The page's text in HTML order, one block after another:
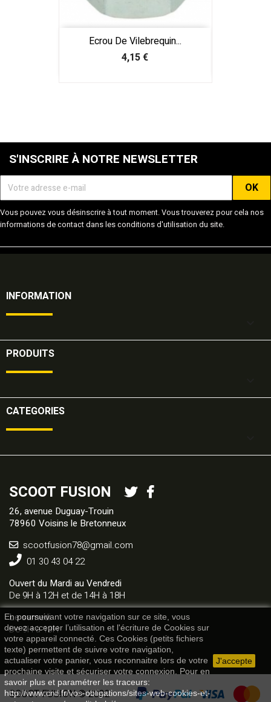
Ecrou De Vilebrequin...
Prix
4,15 €
S'INSCRIRE À NOTRE NEWSLETTER
Vous pouvez vous désinscrire à tout moment. Vous trouverez pour cela nos
informations de contact dans les conditions d'utilisation du site.
INFORMATION
PRODUITS
CATEGORIES
SCOOT FUSION
26, avenue Duguay-Trouin
78960 Voisins le Bretonneux
scootfusion78@gmail.com
01 30 43 04 22
Ouvert du Mardi au Vendredi
De 9H à 12H et de 14H à 18H
Le samedi
De 9H à 13H
En poursuivant votre navigation sur ce site, vous
devez accepter l’utilisation et l'écriture de Cookies sur
votre appareil connecté. Ces Cookies (petits fichiers
texte) permettent de suivre votre navigation,
actualiser votre panier, vous reconnaitre lors de votre
prochaine visite et sécuriser votre connexion. Pour en
savoir plus et paramétrer les traceurs:
http://www.cnil.fr/vos-obligations/sites-web-cookies-et-
J'accepte
SCOOT FUSION © 2022